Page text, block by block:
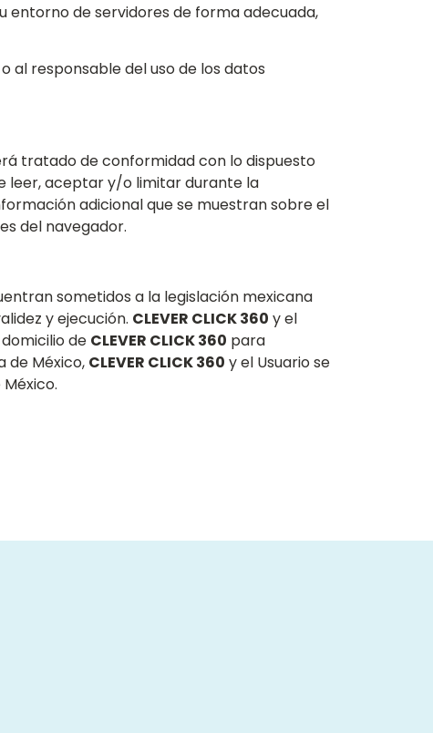
entorno de servidores de forma adecuada,
o al responsable del uso de los datos
tratado de conformidad con lo dispuesto
leer, aceptar y/o limitar durante la
adicional que se muestran sobre el
del navegador.
sometidos a la legislación mexicana
y ejecución. CLEVER CLICK 360 y el
de CLEVER CLICK 360 para
de México, CLEVER CLICK 360 y el Usuario se